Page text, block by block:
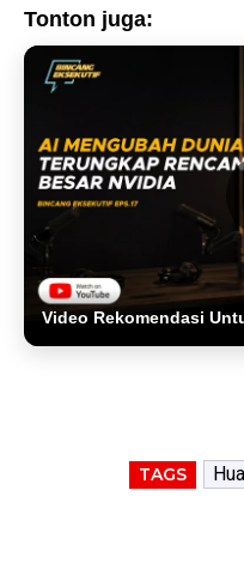
Tonton juga:
Video Rekomendasi
TAGS